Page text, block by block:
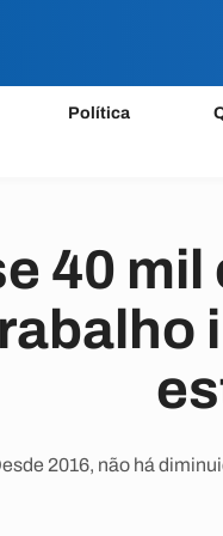
Política
40
2016, não há